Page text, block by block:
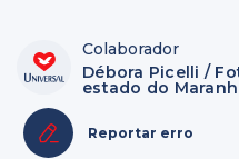
Colaborador
Débora Picelli /
estado do
Reportar erro